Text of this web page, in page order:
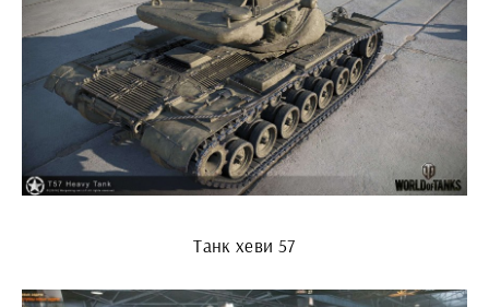
Танк хеви 57